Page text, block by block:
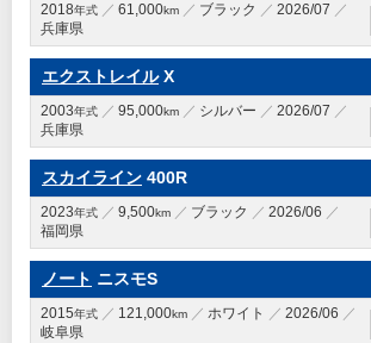
2018年式 61,000km ブラック
2026/07
兵庫県
エクストレイルX
2003年式 95,000km シルバー
2026/07
兵庫県
スカイライン 400R
2023年式 9,500km ブラック
2026/06
福岡県
ノート ニスモS
2015年式 121,000km ホワイト
2026/06
岐阜県